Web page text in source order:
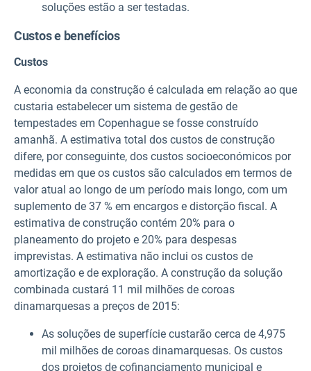
soluções estão a ser testadas.
Custos e benefícios
Custos
A economia da construção é calculada em relação ao que
custaria estabelecer um sistema de gestão de
tempestades em Copenhague se fosse construído
amanhã. A estimativa total dos custos de construção
difere, por conseguinte, dos custos socioeconómicos por
medidas em que os custos são calculados em termos de
valor atual ao longo de um período mais longo, com um
suplemento de 37 % em encargos e distorção fiscal. A
estimativa de construção contém 20% para o
planeamento do projeto e 20% para despesas
imprevistas. A estimativa não inclui os custos de
amortização e de exploração. A construção da solução
combinada custará 11 mil milhões de coroas
dinamarquesas a preços de 2015:
As soluções de superfície custarão cerca de 4,975
mil milhões de coroas dinamarquesas. Os custos
dos projetos de cofinanciamento municipal e